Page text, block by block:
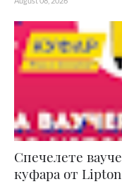
Спечелете
куфара от Lipton